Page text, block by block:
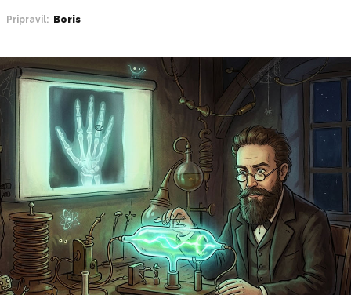
Pripravil: Boris